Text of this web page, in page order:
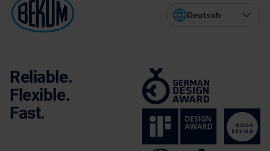
Deutsch
Reliable.
Flexible.
Fast.